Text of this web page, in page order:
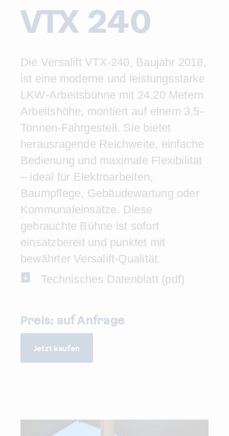
VTX 240
Die Versalift VTX-240, Baujahr 2018,
ist eine moderne und leistungsstarke
LKW-Arbeitsbühne mit 24.20 Metern
Arbeitshöhe, montiert auf einem 3,5-
Tonnen-Fahrgestell. Sie bietet
herausragende Reichweite, einfache
Bedienung und maximale Flexibilität
– ideal für Elektroarbeiten,
Baumpflege, Gebäudewartung oder
Kommunaleinsätze. Diese
gebrauchte Bühne ist sofort
einsatzbereit und punktet mit
bewährter Versalift-Qualität.
Technisches Datenblatt (pdf)
Preis: auf Anfrage
Jetzt kaufen